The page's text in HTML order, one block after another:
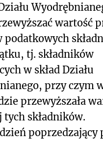
wartość
podatkowych
tj. składników
w skład Działu
przy czym
przewyższała
tych składników.
poprzedzający